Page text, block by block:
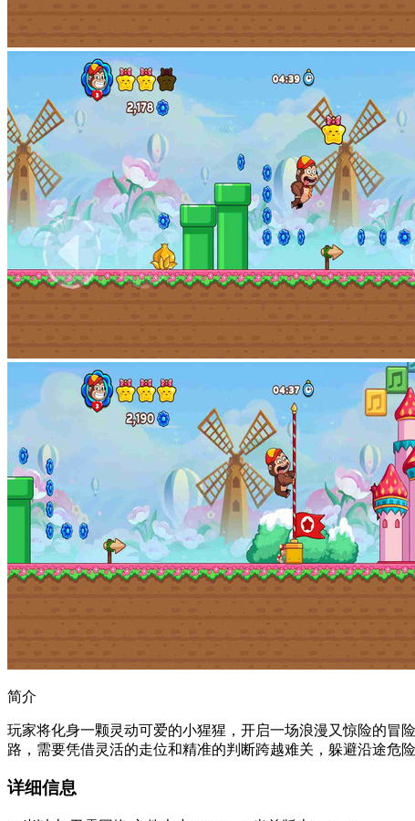
简介
玩家将化身一颗灵动可爱的小猩猩，开启一场浪漫又惊险的冒
路，需要凭借灵活的走位和精准的判断跨越难关，躲避沿途危
详细信息